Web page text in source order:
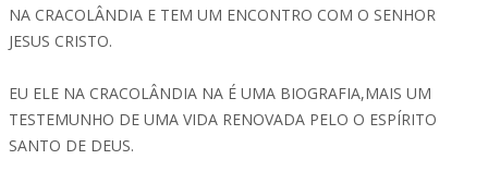
NA CRACOLÂNDIA E TEM UM ENCONTRO COM O SENHOR
JESUS CRISTO.
EU ELE NA CRACOLÂNDIA NA É UMA BIOGRAFIA,MAIS UM
TESTEMUNHO DE UMA VIDA RENOVADA PELO O ESPÍRITO
SANTO DE DEUS.